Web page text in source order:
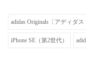
adidas Originals〔アディダス
iPhone SE（第2世代）